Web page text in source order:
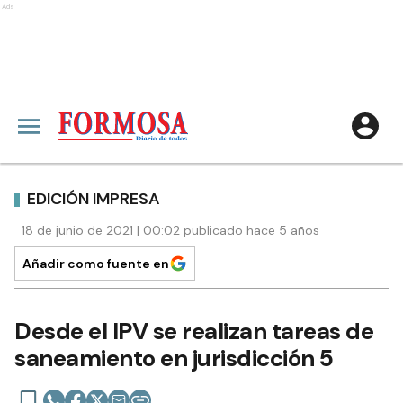
Ads
EDICIÓN IMPRESA
18 de junio de 2021 | 00:02 publicado hace 5 años
Añadir como fuente en
Desde el IPV se realizan tareas de
saneamiento en jurisdicción 5